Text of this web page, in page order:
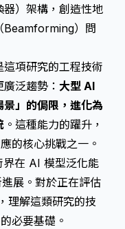
）架構，創造性地
Beamforming）問
項研究的工程技術
泛趨勢： 大型 AI
」的侷限，進化為
。這種能力的躍升，
的核心挑戰之一。
界在 AI 模型泛化能
展。對於正在評估
理解這類研究的技
必要基礎。